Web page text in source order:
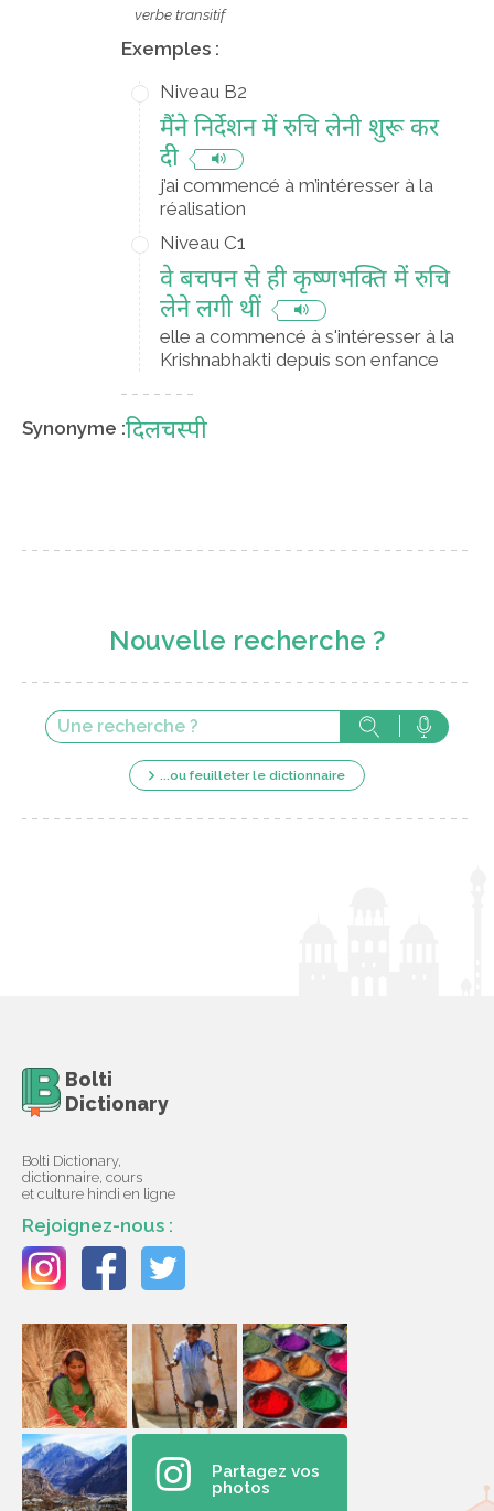
verbe transitif
Exemples :
Niveau B2
मैंने निर्देशन में रुचि लेनी शुरू कर
दी
j’ai commencé à m’intéresser à la
réalisation
Niveau C1
वे बचपन से ही कृष्णभक्ति में रुचि
लेने लगी थीं
elle a commencé à s'intéresser à la
Krishnabhakti depuis son enfance
Synonyme :दिलचस्पी
Nouvelle recherche ?
...ou feuilleter le dictionnaire
Bolti
Dictionary
Bolti Dictionary,
dictionnaire, cours
et culture hindi en ligne
Rejoignez-nous :
Partagez vos
photos